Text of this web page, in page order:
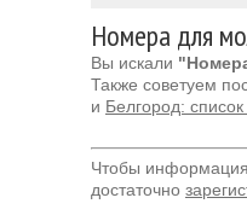
Номера для
Вы искали
Также советуем
и Белгород:
Чтобы
достаточно